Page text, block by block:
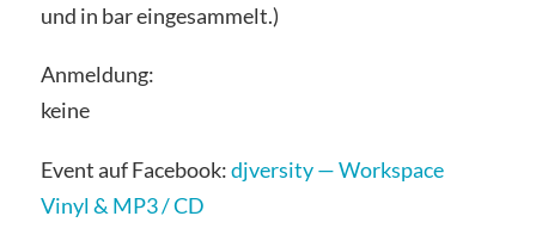
und in bar eingesammelt.)
Anmeldung:
keine
Event auf Facebook:djversity — Workspace
Vinyl & MP3 / CD